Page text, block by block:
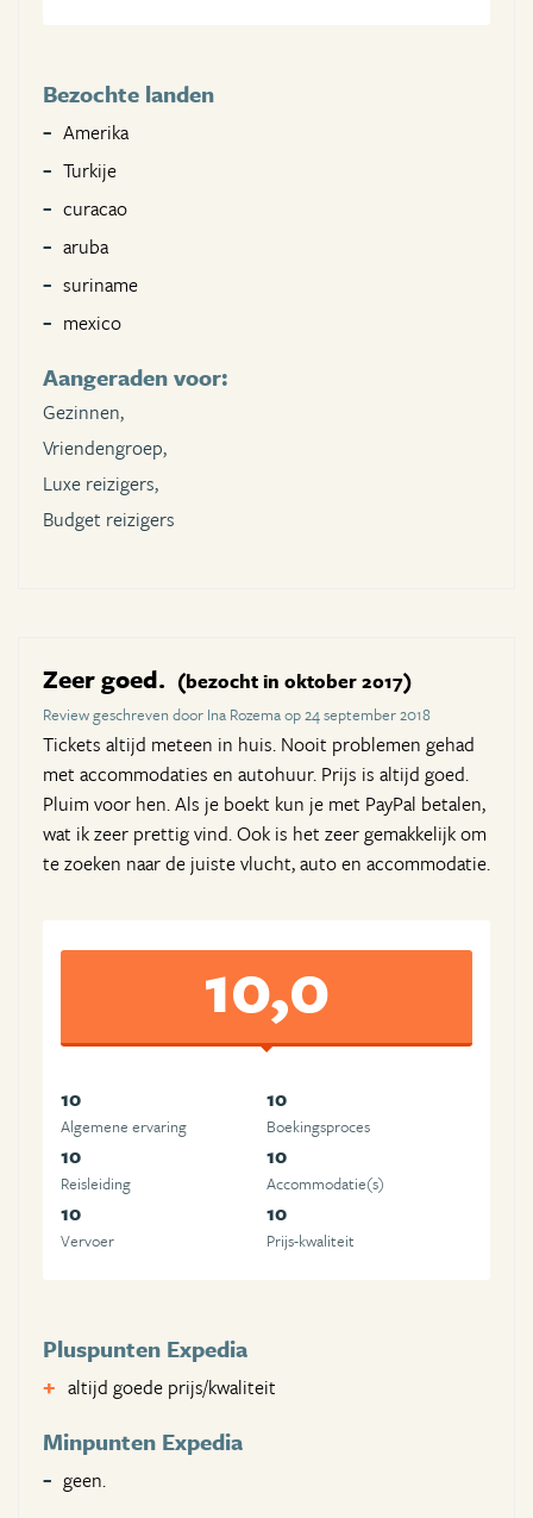
Bezochte landen
Amerika
Turkije
curacao
aruba
suriname
mexico
Aangeraden voor:
Gezinnen,
Vriendengroep,
Luxe reizigers,
Budget reizigers
Zeer goed. (bezocht in oktober 2017)
Review geschreven door Ina Rozema op 24 september 2018
Tickets altijd meteen in huis. Nooit problemen gehad
met accommodaties en autohuur. Prijs is altijd goed.
Pluim voor hen. Als je boekt kun je met PayPal betalen,
wat ik zeer prettig vind. Ook is het zeer gemakkelijk om
te zoeken naar de juiste vlucht, auto en accommodatie.
10,0
10
Algemene ervaring
10
Boekingsproces
10
Reisleiding
10
Accommodatie(s)
10
Vervoer
10
Prijs-kwaliteit
Pluspunten Expedia
altijd goede prijs/kwaliteit
Minpunten Expedia
geen.